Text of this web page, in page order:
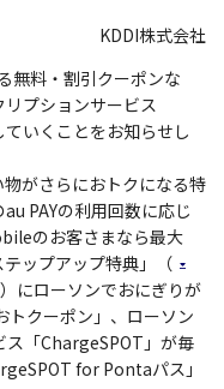
KDDI株式会社
無料・割引クーポンな
プションサービス
いくことをお知らせし
がさらにおトクになる特
PAYの利用回数に応じ
のお客さまなら最大
ップアップ特典」（
にローソンでおにぎりが
トクーポン」、ローソン
ス「ChargeSPOT」が毎
for Pontaパス」